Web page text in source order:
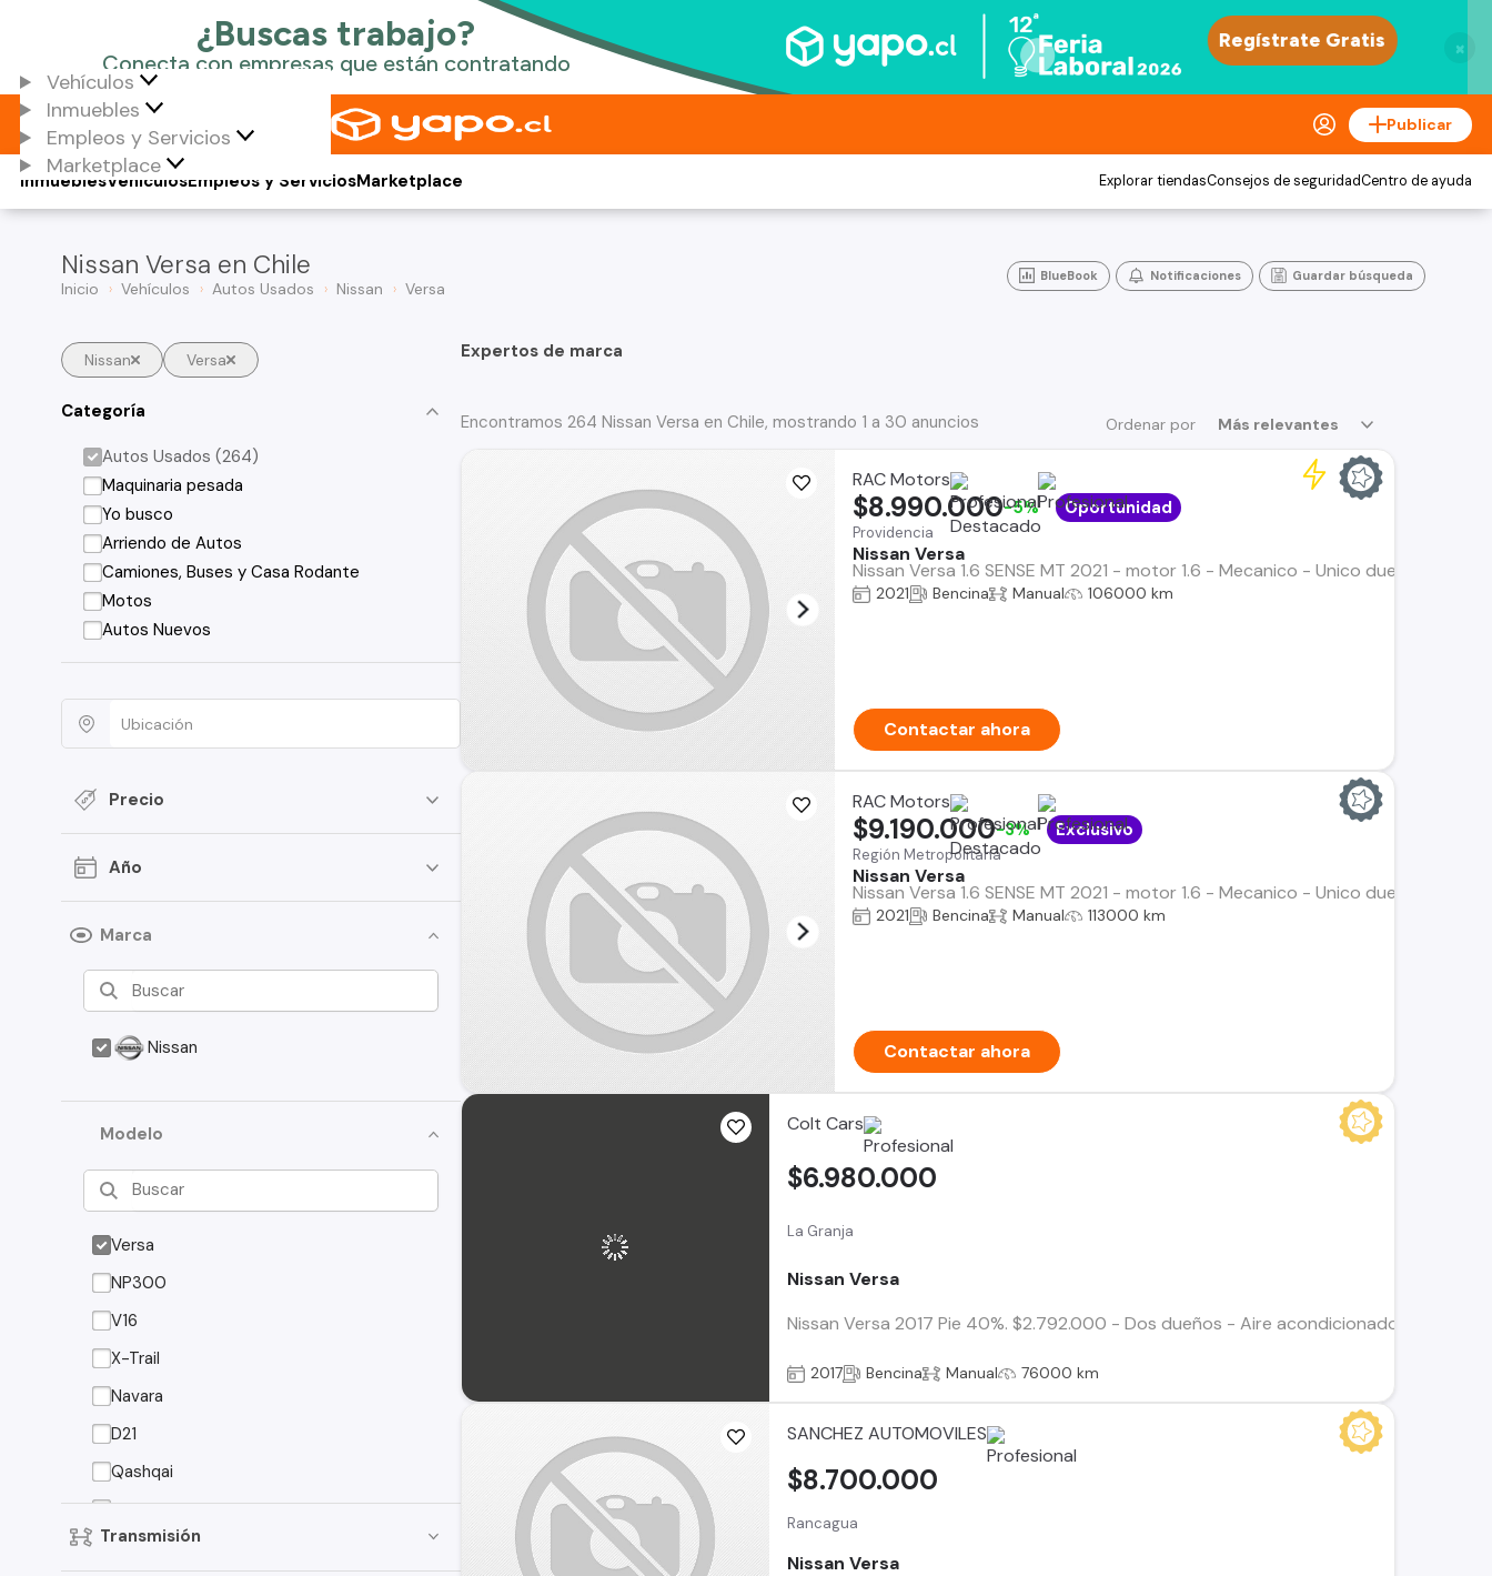
×
Vehículos
Inmuebles
Empleos y Servicios
Marketplace
Publicar
Vehículos
Inmuebles Empleos y ServiciosMarketplace Explorar tiendasConsejos de seguridadCentro de ayuda
Nissan Versa en Chile
Inicio Vehículos Autos Usados Nissan Versa
BlueBook Notificaciones Guardar búsqueda
Nissan Versa
Categoría
Autos Usados (264)
Maquinaria pesada
Yo busco
Arriendo de Autos
Camiones, Buses y Casa Rodante
Motos
Autos Nuevos
Precio
Año
Marca
Nissan
Modelo
Versa
NP300
V16
X-Trail
Navara
D21
Qashqai
Kicks
Terrano
Transmisión
Expertos de marca
Ordenar por Más relevantes
Encontramos 264 Nissan Versa en Chile, mostrando 1 a 30 anuncios
RAC Motors
Providencia
Nissan Versa
Nissan Versa 1.6 SENSE MT 2021 - motor 1.6 - Mecanico - Unico dueno -
$8.990.000-5% Oportunidad
2021 Bencina Manual 106000 km
Contactar ahora
RAC Motors
Región Metropolitana
Nissan Versa
Nissan Versa 1.6 SENSE MT 2021 - motor 1.6 - Mecanico - Unico dueno -
$9.190.000-3% Exclusivo
2021 Bencina Manual 113000 km
Contactar ahora
Colt Cars
La Granja
Nissan Versa
Nissan Versa 2017 Pie 40%. $2.792.000 - Dos dueños - Aire acondicionado -
$6.980.000
2017 Bencina Manual 76000 km
SANCHEZ AUTOMOVILES
Rancagua
Nissan Versa
$8.700.000